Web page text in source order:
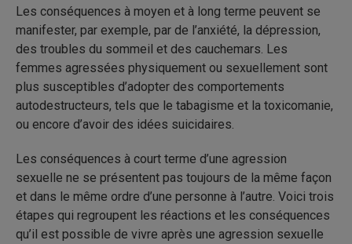
Les conséquences à moyen et à long terme peuvent se
manifester, par exemple, par de l’anxiété, la dépression,
des troubles du sommeil et des cauchemars. Les
femmes agressées physiquement ou sexuellement sont
plus susceptibles d’adopter des comportements
autodestructeurs, tels que le tabagisme et la toxicomanie,
ou encore d’avoir des idées suicidaires.
Les conséquences à court terme d’une agression
sexuelle ne se présentent pas toujours de la même façon
et dans le même ordre d’une personne à l’autre. Voici trois
étapes qui regroupent les réactions et les conséquences
qu’il est possible de vivre après une agression sexuelle